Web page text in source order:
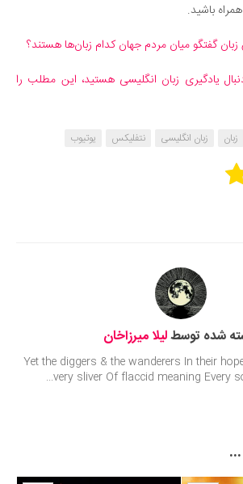
باشید.
زبان گفتگو میان مردم جهان کدام زبان‌ها هستند؟
یادگیری زبان انگلیسی هستید، این مطلب را
زبان زبان انگلیسی نتفلیکس یوتیوب
شده توسطلیلا میرزاخان
Yet the diggers & the wanderers In their
very sliver Of flaccid meaning Every